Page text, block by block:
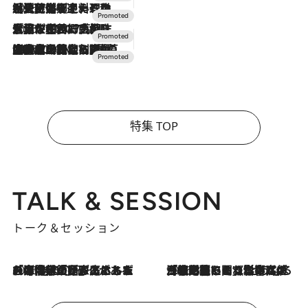
2026.7.24
【夏限定ディナーコース】旬を迎える稚鮎や花ズッキーニなどをイタリア・トスカーナの郷土料理の手法で満喫！
2026.7.17
「土佐和ハーブかき氷」がOMO7高知に登場！生姜、山椒、大葉など目にも舌にも涼を呼ぶ郷土の味
2026.7.10
NEW OPEN！【界 草津】名湯の地に誕生。趣の異なる2種の温泉と上州ならではの会席・蕎麦割烹など美食を味わう究極の癒やし旅
特集 TOP
TALK & SESSION
トーク＆セッション
2026.8.3
「今後値上げがあるとすれば…」「リスクがあるのは今年の冬」エネルギー専門家が語る、ホルムズ海峡封鎖が家庭にもたらす“ある心配” 2026.8.3
「住宅建てられない…」「サーチャージ料の高値が続いている」ホルムズ海峡封鎖による影響はいつまで続く？《エネルギー専門家に聞く“どうなる日本の暮らし”》